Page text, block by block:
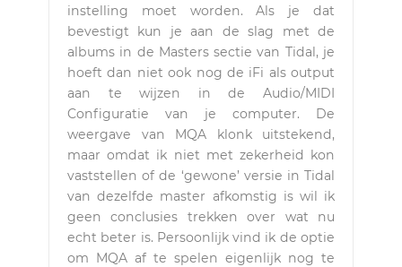
instelling moet worden. Als je dat
bevestigt kun je aan de slag met de
albums in de Masters sectie van Tidal, je
hoeft dan niet ook nog de iFi als output
aan te wijzen in de Audio/MIDI
Configuratie van je computer. De
weergave van MQA klonk uitstekend,
maar omdat ik niet met zekerheid kon
vaststellen of de ‘gewone’ versie in Tidal
van dezelfde master afkomstig is wil ik
geen conclusies trekken over wat nu
echt beter is. Persoonlijk vind ik de optie
om MQA af te spelen eigenlijk nog te